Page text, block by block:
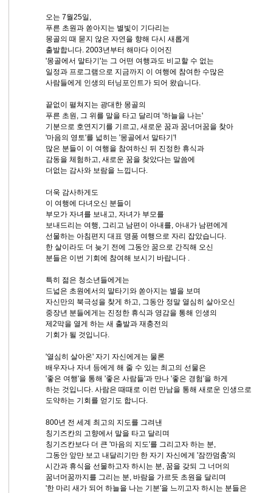
오는 7월25일,
푸른 초원과 쏟아지는 별빛이 기다리는
몽골의 때 묻지 않은 자연을 향해 다시 새롭게
출발합니다. 2003년부터 해마다 이어진
'몽골에서 말타기'는 그 어떤 여행과도 비교할 수 없는
일정과 프로그램으로 지금까지 이 여행에 참여한 수많은
사람들에게 인생의 터닝포인트가 되어 왔습니다.
끝없이 펼쳐지는 광대한 몽골의
푸른 초원, 그 위를 말을 타고 달리며 '하늘을 나는'
기분으로 호연지기를 기르고, 새로운 꿈과 꿈너머꿈을 찾아
'마음의 영토'를 넓히는 '몽골에서 말타기'!
많은 분들이 이 여행을 참여하신 뒤 진정한 휴식과
감동을 체험하고, 새로운 꿈을 찾았다는 말씀에
더없는 감사와 보람을 느낍니다.
더욱 감사하게도
이 여행에 다녀오신 분들이
부모가 자녀를 보내고, 자녀가 부모를
보내드리는 여행, 그리고 남편이 아내를, 아내가 남편에게
선물하는 아침편지 대표 명품 여행으로 자리 잡았습니다.
한 살이라도 더 늦기 전에 그동안 꿈으로 간직해 오신
분들은 이번 기회에 참여해 보시기 바랍니다 .
특히 젊은 청소년들에게는
드넓은 초원에서의 말타기와 쏟아지는 별을 보며
자신만의 북극성을 찾게 하고, 그동안 정말 열심히 살아오신
중장년 분들에게는 진정한 휴식과 영감을 통해 인생의
제2막을 열게 하는 새 출발과 재충전의
기회가 될 것입니다.
'열심히 살아온' 자기 자신에게는 물론
배우자나 자녀 등에게 해 줄 수 있는 최고의 선물은
'좋은 여행'을 통해 '좋은 사람들'과 만나 '좋은 경험'을 하게
하는 것입니다. 사람은 때때로 이런 만남을 통해 새로운 인생으로
도약하는 기회를 얻기도 합니다.
800년 전 세계 최고의 지도를 그려낸
칭기즈칸의 고향에서 말을 타고 달리며
칭기즈칸보다 더 큰 '마음의 지도'를 그리고자 하는 분,
그동안 앞만 보고 내달리기만 한 자기 자신에게 '잠깐멈춤'의
시간과 휴식을 선물하고자 하시는 분, 꿈을 갖되 그 너머의
꿈너머꿈까지를 그리는 분, 바람을 가르듯 초원을 달리며
'한 마리 새가 되어 하늘을 나는 기분'을 느끼고자 하시는 분들은